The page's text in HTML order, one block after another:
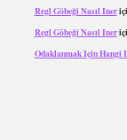
Regl Göbeği Nasıl Iner
Regl Göbeği Nasıl Iner
Odaklanmak Için Hangi